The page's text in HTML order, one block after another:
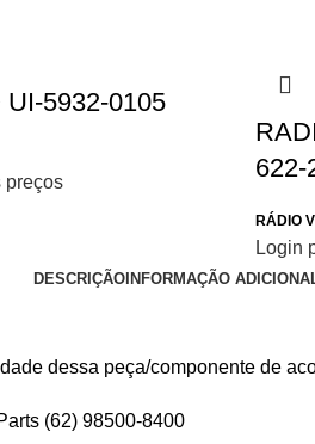
UI-5932-0105
preços
622-
RÁDIO
Login
DESCRIÇÃO INFORMAÇÃO
dessa peça/componente de
(62) 98500-8400